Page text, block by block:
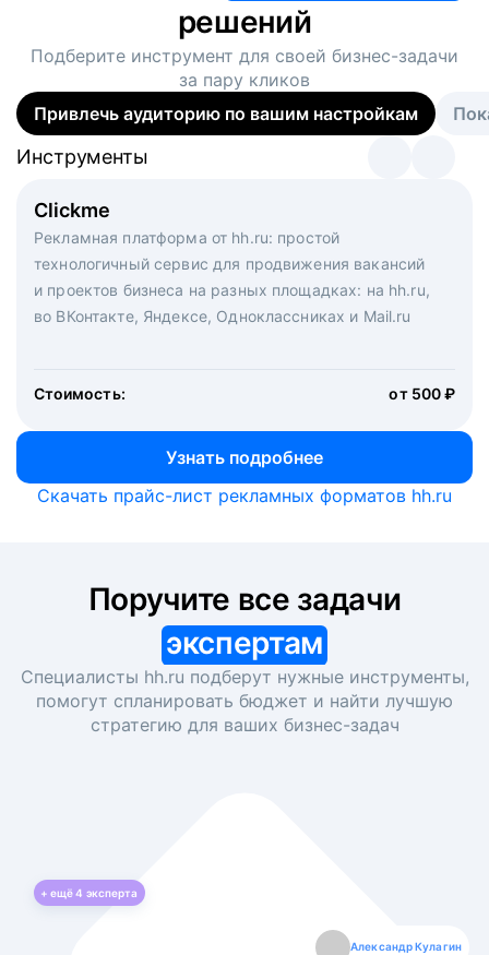
решений
Подберите инструмент для своей бизнес-задачи
за пару кликов
Привлечь аудиторию по вашим настройкам
Clickme
Рекламная платформа от hh.ru: простой
технологичный сервис для продвижения вакансий
и проектов бизнеса на разных площадках: на hh.ru,
во ВКонтакте, Яндексе, Одноклассниках и Mail.ru
Стоимость: от 500 ₽
Узнать подробнее
Инструменты
Вакансия дня
Рекламный формат для вакансий на главной странице
hh.ru. Увеличивает количество откликов
Инструменты
Массовый подбор под ключ. Решите, сколько
кандидатов и когда вам нужно, и за дело возьмутся
маркетологи, рекрутеры и проектные менеджеры
hh.ru с целым набором digital-инструментов
Инструменты
Скачать прайс-лист рекламных форматов hh.ru
экспертам
Специалисты hh.ru подберут нужные инструменты,
помогут спланировать бюджет и найти лучшую
стратегию для ваших бизнес-задач
+ ещё4 эксперта
Александр Кулагин
Даниил Макаров
Екатерина Лазаренко
Борис Кашко
Юлия Изоитко